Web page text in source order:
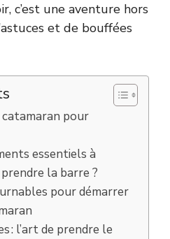
c’est une aventure hors
et de bouffées
pour
essentiels à
la barre ?
pour démarrer
: l’art de prendre le